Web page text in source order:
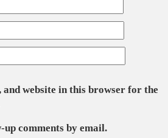
and website in this browser for the
comments by email.